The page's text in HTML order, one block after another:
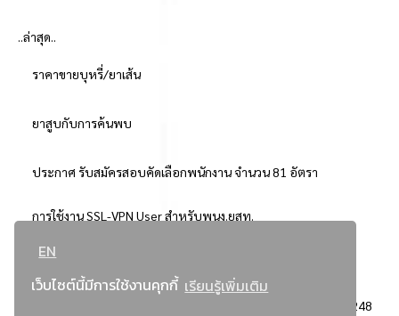
EN
เว็บไซต์นี้มีการใช้งานคุกกี้ เรียนรู้เพิ่มเติม
..ล่าสุด..
ราคาขายบุหรี่/ยาเส้น
ยาสูบกับการค้นพบ
ประกาศ รับสมัครสอบคัดเลือกพนักงาน จำนวน 81 อัตรา
การใช้งาน SSL-VPN User สำหรับพนง.ยสท.
..ยอดนิยม..
3248